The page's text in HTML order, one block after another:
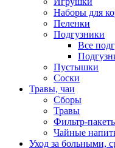
Наборы для
Пеленки
Подгузники
Все
Пустышки
Соски
Травы, чаи
Сборы
Травы
Фильтр-
Чайные
Уход за больными,